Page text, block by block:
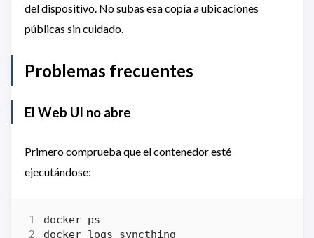
del dispositivo. No subas esa copia a ubicaciones
públicas sin cuidado.
Problemas frecuentes
El Web UI no abre
Primero comprueba que el contenedor esté
ejecutándose: